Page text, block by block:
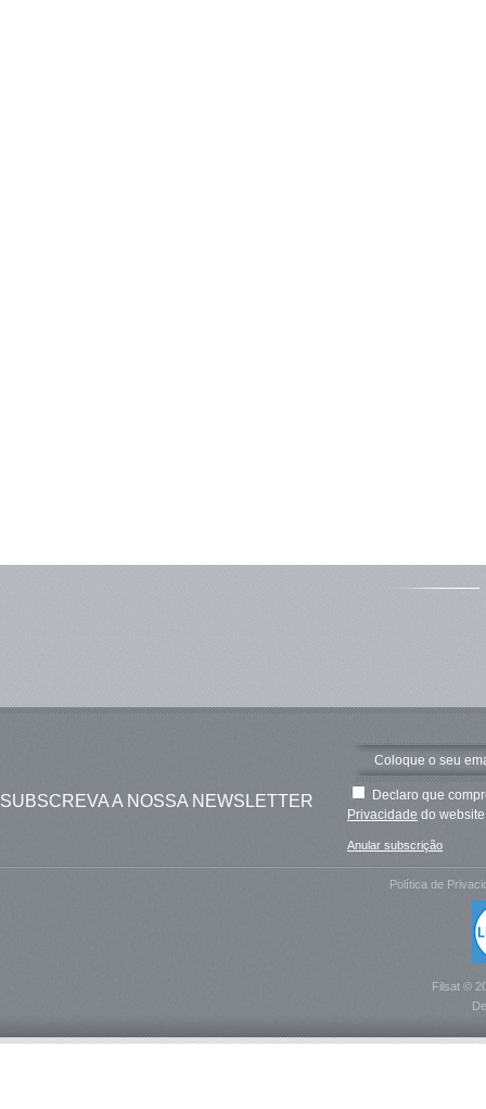
SUBSCREVA A NOSSA NEWSLETTER
Declaro que
Privacidade do
Anular subscrição
Política de
Filsat ©